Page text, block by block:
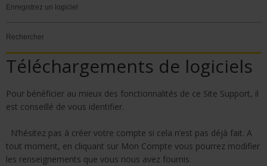
Enregistrez un logiciel
Rechercher
Téléchargements de logiciels
Pour bénéficier au mieux des fonctionnalités de ce Site Support, il
est conseillé de vous identifier.
N’hésitez pas à créer votre compte si cela n’est pas déjà fait. A
tout moment, en cliquant sur Mon Compte vous pourrez modifier
les renseignements que vous nous avez fournis.